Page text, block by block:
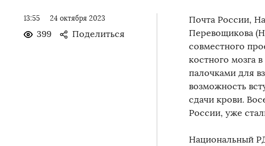
13:55 24 октября 2023
399 Поделиться
Почта России,
Перевощикова
совместного
костного мозга
палочками для
возможность
сдачи крови.
России, уже
Национальный